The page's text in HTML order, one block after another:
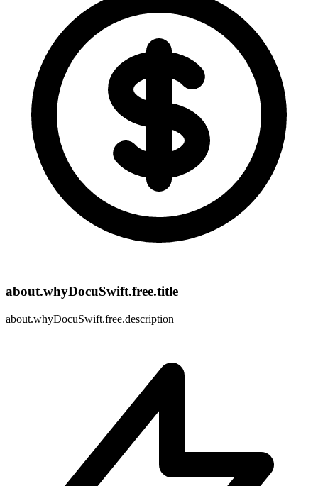
about.whyDocuSwift.free.title
about.whyDocuSwift.free.description